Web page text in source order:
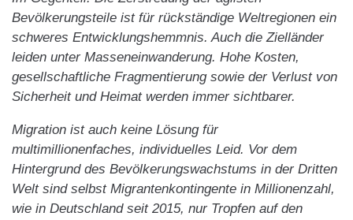
Bevölkerungsteile ist für rückständige Weltregionen ein
schweres Entwicklungshemmnis. Auch die Zielländer
leiden unter Masseneinwanderung. Hohe Kosten,
gesellschaftliche Fragmentierung sowie der Verlust von
Sicherheit und Heimat werden immer sichtbarer.
Migration ist auch keine Lösung für
multimillionenfaches, individuelles Leid. Vor dem
Hintergrund des Bevölkerungswachstums in der Dritten
Welt sind selbst Migrantenkontingente in Millionenzahl,
wie in Deutschland seit 2015, nur Tropfen auf den